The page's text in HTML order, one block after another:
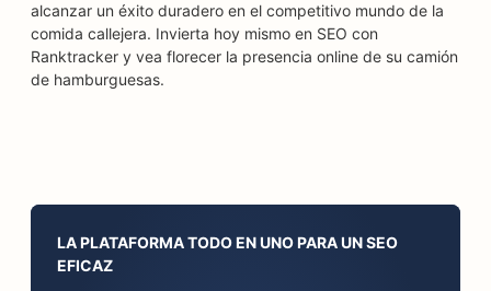
alcanzar un éxito duradero en el competitivo mundo de la
comida callejera. Invierta hoy mismo en SEO con
Ranktracker y vea florecer la presencia online de su camión
de hamburguesas.
LA PLATAFORMA TODO EN UNO PARA UN SEO
EFICAZ